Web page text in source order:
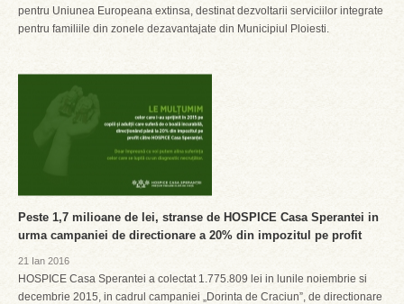
pentru Uniunea Europeana extinsa, destinat dezvoltarii serviciilor integrate
pentru familiile din zonele dezavantajate din Municipiul Ploiesti.
Peste 1,7 milioane de lei, stranse de HOSPICE Casa Sperantei in
urma campaniei de directionare a 20% din impozitul pe profit
21 Ian 2016
HOSPICE Casa Sperantei a colectat 1.775.809 lei in lunile noiembrie si
decembrie 2015, in cadrul campaniei „Dorinta de Craciun”, de directionare